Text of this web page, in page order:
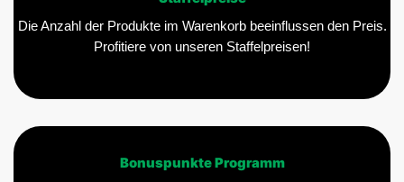
Die Anzahl der Produkte im Warenkorb beeinflussen den Preis.
Profitiere von unseren Staffelpreisen!
Bonuspunkte Programm